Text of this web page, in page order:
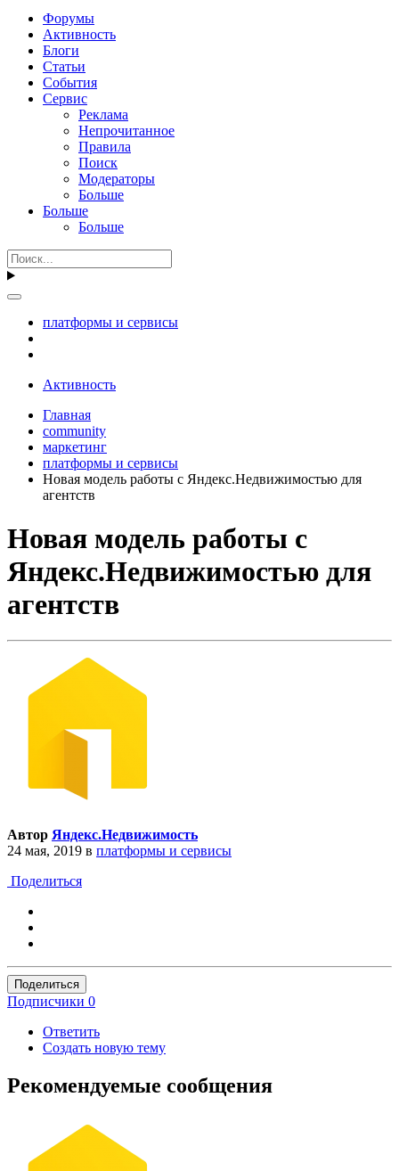
Форумы
Активность
Блоги
Статьи
События
Сервис
Реклама
Непрочитанное
Правила
Поиск
Модераторы
Больше
Больше
Больше
платформы и сервисы
Активность
Главная
community
маркетинг
платформы и сервисы
Новая модель работы с Яндекс.Недвижимостью для
агентств
Новая модель работы с
Яндекс.Недвижимостью для
агентств
Автор Яндекс.Недвижимость
24 мая, 2019 в платформы и сервисы
Поделиться
Поделиться
Подписчики 0
Ответить
Создать новую тему
Рекомендуемые сообщения